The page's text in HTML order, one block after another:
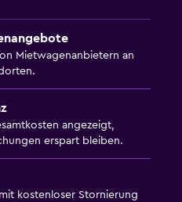
Mietwagenanbietern an
angezeigt,
erspart bleiben.
kostenloser Stornierung